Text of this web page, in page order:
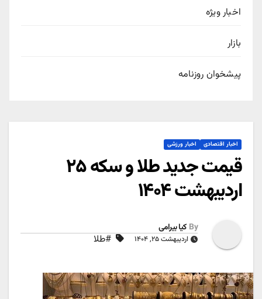
اخبار ویژه
بازار
پیشخوان روزنامه
اخبار اقتصادی اخبار ورزشی
قیمت جدید طلا و سکه ۲۵
اردیبهشت ۱۴۰۴
By کیا بیرامی
اردیبهشت ۲۵, ۱۴۰۴ #طلا